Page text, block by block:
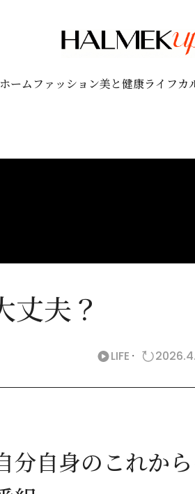
ホーム ファッション美と健康ライフカ
丈夫？
LIFE
分自身のこれか